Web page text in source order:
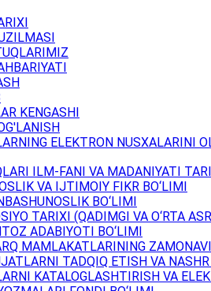
KENGASHI
ELEKTRON NUSXALARINI
ILM-FANI VA MADANIYATI
VA IJTIMOIY FIKR BO‘LIMI
BO‘LIMI
TARIXI (QADIMGI VA O‘RTA
ADABIYOTI BO‘LIMI
MAMLAKATLARINING
TADQIQ ETISH VA
KATALOGLASHTIRISH VA